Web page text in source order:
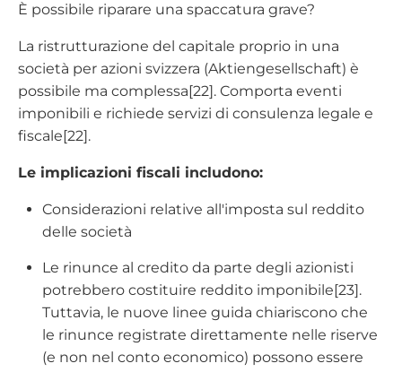
È possibile riparare una spaccatura grave?
La ristrutturazione del capitale proprio in una
società per azioni svizzera (Aktiengesellschaft) è
possibile ma complessa[22]. Comporta eventi
imponibili e richiede servizi di consulenza legale e
fiscale[22].
Le implicazioni fiscali includono:
Considerazioni relative all'imposta sul reddito
delle società
Le rinunce al credito da parte degli azionisti
potrebbero costituire reddito imponibile[23].
Tuttavia, le nuove linee guida chiariscono che
le rinunce registrate direttamente nelle riserve
(e non nel conto economico) possono essere